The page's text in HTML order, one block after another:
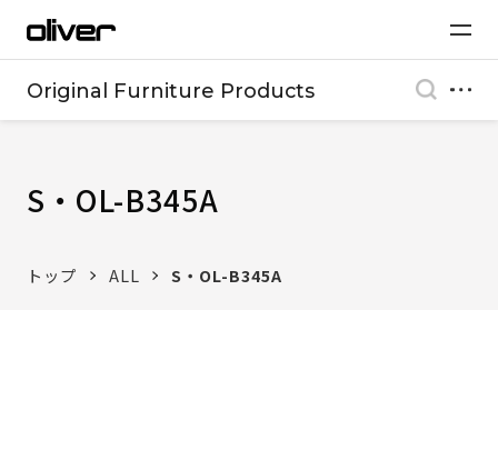
Original Furniture Products
S・OL-B345A
トップ ALL S・OL-B345A